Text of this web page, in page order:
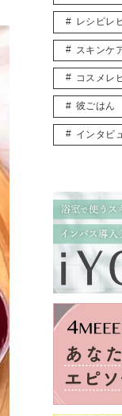
レシピレ
スキンケ
コスメレ
彼ごはん
インタビ